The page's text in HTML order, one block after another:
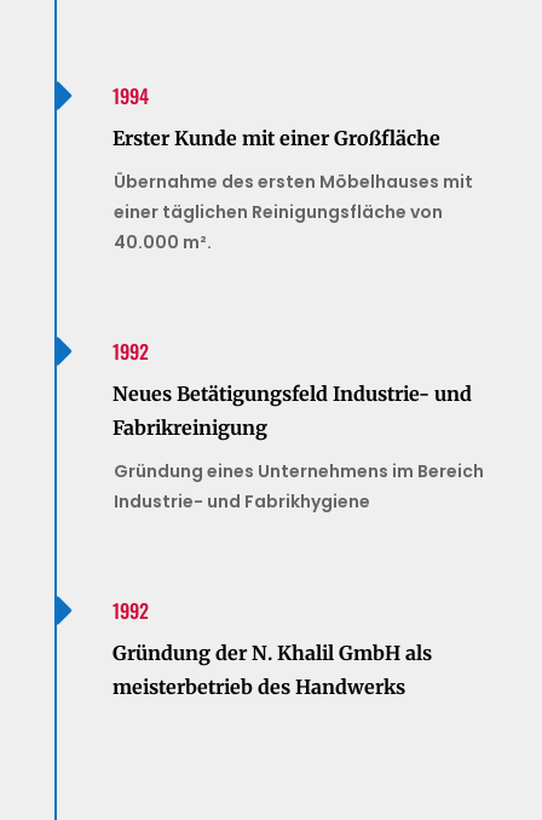
 1994
Erster Kunde mit einer Großfläche
Übernahme des ersten Möbelhauses mit
einer täglichen Reinigungsfläche von
40.000 m².
 1992
Neues Betätigungsfeld Industrie- und
Fabrikreinigung
Gründung eines Unternehmens im Bereich
Industrie- und Fabrikhygiene
 1992
Gründung der N. Khalil GmbH als
meisterbetrieb des Handwerks